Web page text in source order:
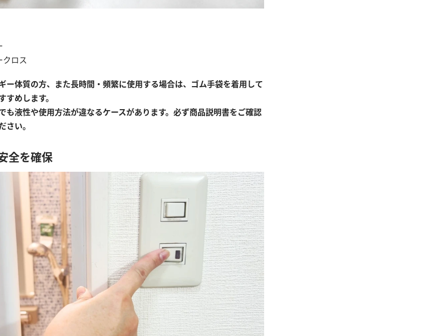
クロス
ー体質の方、また長時間・頻繁に使用する場合は、ゴム手袋を着用して
めします。
も液性や使用方法が違なるケースがあります。必ず商品説明書をご確認
さい。
全を確保